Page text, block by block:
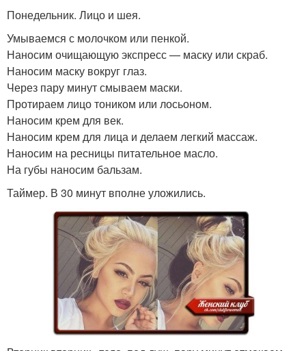
Понедельник. Лицо и шея.
Умываемся с молочком или пенкой.
Наносим очищающую экспресс — маску или скраб.
Наносим маску вокруг глаз.
Через пару минут смываем маски.
Протираем лицо тоником или лосьоном.
Наносим крем для век.
Наносим крем для лица и делаем легкий массаж.
Наносим на ресницы питательное масло.
На губы наносим бальзам.
Таймер. В 30 минут вполне уложились.